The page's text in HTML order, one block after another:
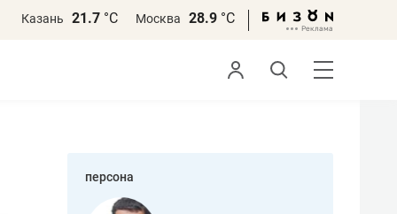
Казань 21.7 °С Москва 28.9 °С
персона